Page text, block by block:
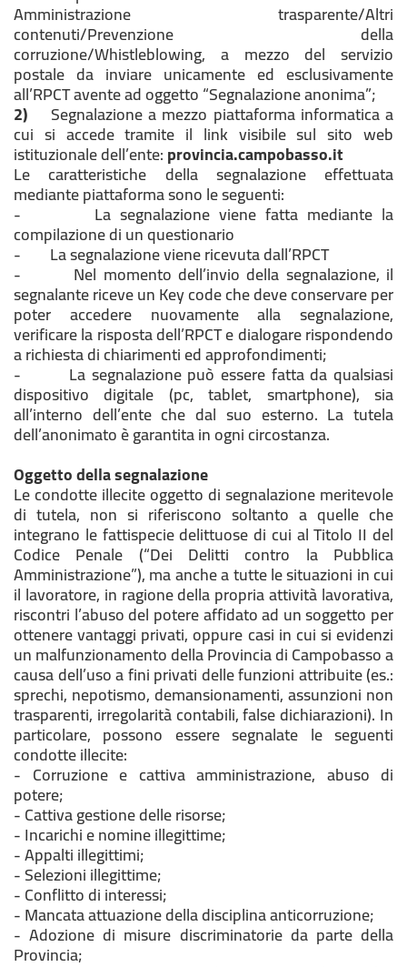
Amministrazione trasparente/Altri
contenuti/Prevenzione della
corruzione/Whistleblowing, a mezzo del servizio
postale da inviare unicamente ed esclusivamente
all’RPCT avente ad oggetto “Segnalazione anonima”;
2) Segnalazione a mezzo piattaforma informatica a
cui si accede tramite il link visibile sul sito web
istituzionale dell’ente:provincia.campobasso.it
Le caratteristiche della segnalazione effettuata
mediante piattaforma sono le seguenti:
- La segnalazione viene fatta mediante la
compilazione di un questionario
- La segnalazione viene ricevuta dall’RPCT
- Nel momento dell’invio della segnalazione, il
segnalante riceve un Key code che deve conservare per
poter accedere nuovamente alla segnalazione,
verificare la risposta dell’RPCT e dialogare rispondendo
a richiesta di chiarimenti ed approfondimenti;
- La segnalazione può essere fatta da qualsiasi
dispositivo digitale (pc, tablet, smartphone), sia
all’interno dell’ente che dal suo esterno. La tutela
dell’anonimato è garantita in ogni circostanza.
Oggetto della segnalazione
Le condotte illecite oggetto di segnalazione meritevole
di tutela, non si riferiscono soltanto a quelle che
integrano le fattispecie delittuose di cui al Titolo II del
Codice Penale (“Dei Delitti contro la Pubblica
Amministrazione”), ma anche a tutte le situazioni in cui
il lavoratore, in ragione della propria attività lavorativa,
riscontri l’abuso del potere affidato ad un soggetto per
ottenere vantaggi privati, oppure casi in cui si evidenzi
un malfunzionamento della Provincia di Campobasso a
causa dell’uso a fini privati delle funzioni attribuite (es.:
sprechi, nepotismo, demansionamenti, assunzioni non
trasparenti, irregolarità contabili, false dichiarazioni). In
particolare, possono essere segnalate le seguenti
condotte illecite:
- Corruzione e cattiva amministrazione, abuso di
potere;
- Cattiva gestione delle risorse;
- Incarichi e nomine illegittime;
- Appalti illegittimi;
- Selezioni illegittime;
- Conflitto di interessi;
- Mancata attuazione della disciplina anticorruzione;
- Adozione di misure discriminatorie da parte della
Provincia;